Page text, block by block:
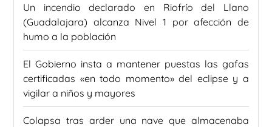
Un incendio declarado en Riofrío del Llano
(Guadalajara) alcanza Nivel 1 por afección de
humo a la población
El Gobierno insta a mantener puestas las gafas
certificadas «en todo momento» del eclipse y a
vigilar a niños y mayores
Colapsa tras arder una nave que almacenaba